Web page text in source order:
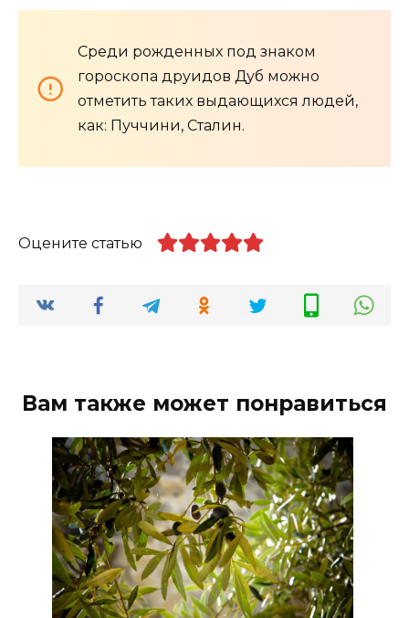
Среди рожденных под знаком
гороскопа друидов Дуб можно
отметить таких выдающихся людей,
как: Пуччини, Сталин.
Оцените статью
Вам также может понравиться